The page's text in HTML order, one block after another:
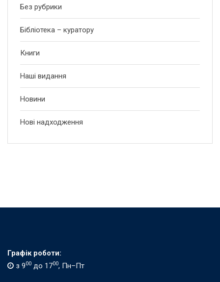
Без рубрики
Бібліотека – куратору
Книги
Наші видання
Новини
Нові надходження
Графік роботи:
з 900 до 1700, Пн–Пт